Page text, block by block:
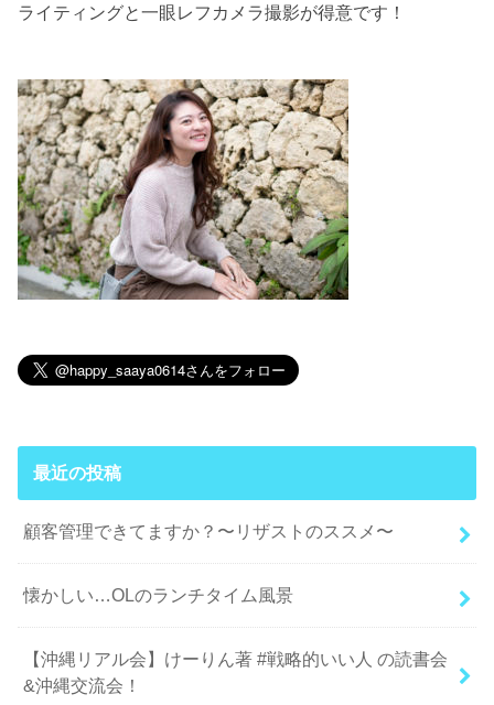
ライティングと一眼レフカメラ撮影が得意です！
最近の投稿
顧客管理できてますか？〜リザストのススメ〜
懐かしい…OLのランチタイム風景
【沖縄リアル会】けーりん著 #戦略的いい人 の読書会
&沖縄交流会！